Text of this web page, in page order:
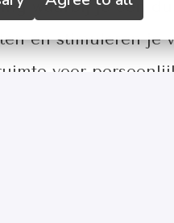
waarbij je een
en stimuleren je
voor